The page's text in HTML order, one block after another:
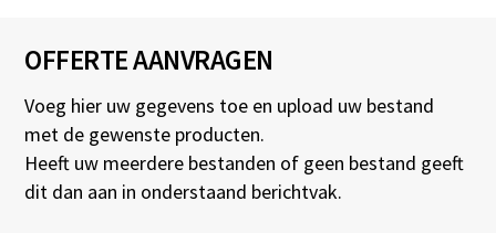
OFFERTE AANVRAGEN
Voeg hier uw gegevens toe en upload uw bestand
met de gewenste producten.
Heeft uw meerdere bestanden of geen bestand geeft
dit dan aan in onderstaand berichtvak.